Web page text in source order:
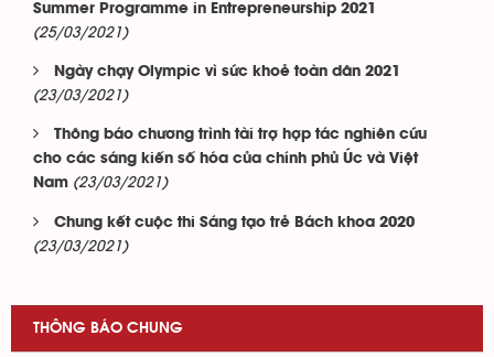
Summer Programme in Entrepreneurship 2021
(25/03/2021)
Ngày chạy Olympic vì sức khoẻ toàn dân 2021
(23/03/2021)
Thông báo chương trình tài trợ hợp tác nghiên cứu
cho các sáng kiến số hóa của chính phủ Úc và Việt
Nam (23/03/2021)
Chung kết cuộc thi Sáng tạo trẻ Bách khoa 2020
(23/03/2021)
THÔNG BÁO CHUNG